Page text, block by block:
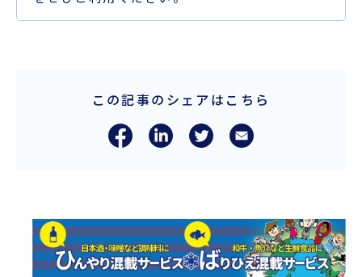
この記事のシェアはこちら